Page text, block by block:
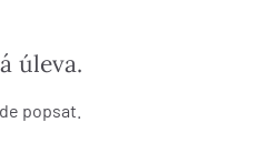
úleva.
popsat.